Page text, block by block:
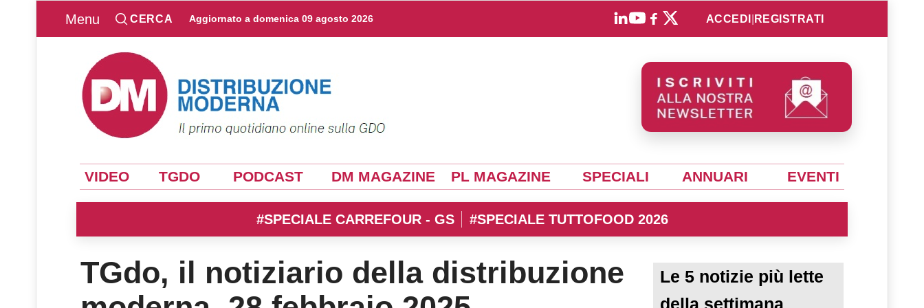
Menu CERCA Aggiornato a domenica 09 agosto 2026 ACCEDI REGISTRATI
VIDEO TGDO PODCAST DM MAGAZINE PL MAGAZINE SPECIALI ANNUARI EVENTI
#SPECIALE CARREFOUR - GS #SPECIALE TUTTOFOOD 2026
TGdo, il notiziario della distribuzione
Le 5 notizie più lette
della settimana